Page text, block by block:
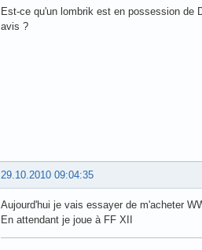
Est-ce qu'un lombrik est en possession de
avis ?
29.10.2010 09:04:35
Aujourd'hui je vais essayer de m'acheter
En attendant je joue à FF XII